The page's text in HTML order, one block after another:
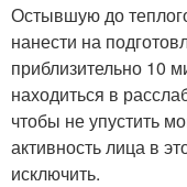
Остывшую до
нанести на
приблизительно 10
находиться в
чтобы не упустить
активность лица в
исключить.